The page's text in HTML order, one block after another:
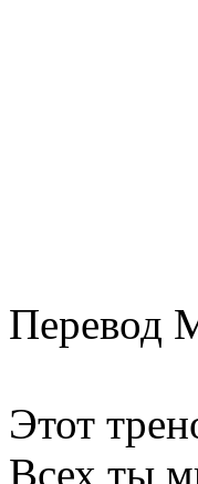
Перевод
Этот
Всех ты